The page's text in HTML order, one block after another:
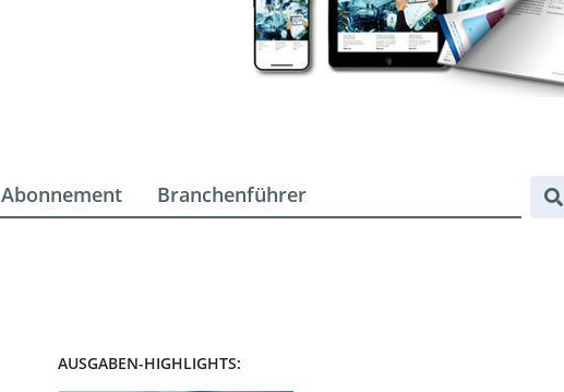
Abonnement Branchenführer
AUSGABEN-HIGHLIGHTS: